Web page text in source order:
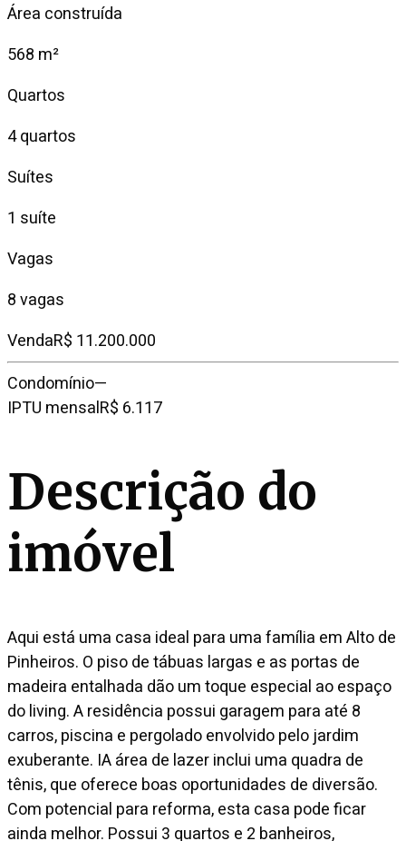
Área construída
568 m²
Quartos
4 quartos
Suítes
1 suíte
Vagas
8 vagas
VendaR$ 11.200.000
Condomínio—
IPTU mensalR$ 6.117
Descrição do
imóvel
Aqui está uma casa ideal para uma família em Alto de
Pinheiros. O piso de tábuas largas e as portas de
madeira entalhada dão um toque especial ao espaço
do living. A residência possui garagem para até 8
carros, piscina e pergolado envolvido pelo jardim
exuberante. IA área de lazer inclui uma quadra de
tênis, que oferece boas oportunidades de diversão.
Com potencial para reforma, esta casa pode ficar
ainda melhor. Possui 3 quartos e 2 banheiros,